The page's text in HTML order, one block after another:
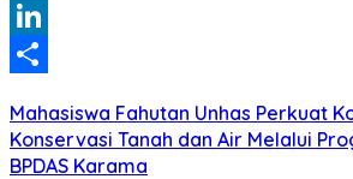
WhatsApp
LinkedIn
Mahasiswa Fahutan Unhas Perkuat
Konservasi Tanah dan Air Melalui
BPDAS Karama